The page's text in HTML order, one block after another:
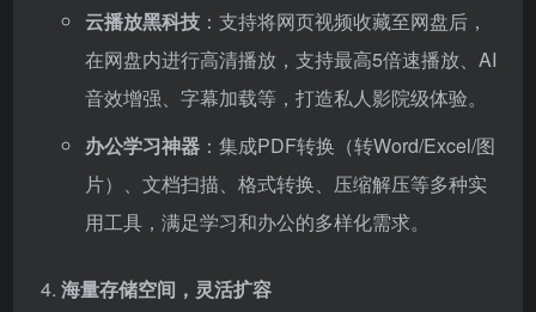
云播放黑科技 ：支持将网页视频收藏至网盘后，
在网盘内进行高清播放，支持最高5倍速播放、AI
音效增强、字幕加载等，打造私人影院级体验。
办公学习神器 ：集成PDF转换（转Word/Excel/图
片）、文档扫描、格式转换、压缩解压等多种实
用工具，满足学习和办公的多样化需求。
海量存储空间，灵活扩容